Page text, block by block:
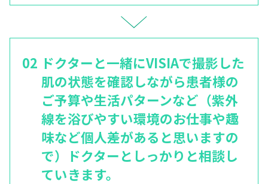
ドクターと一緒にVISIAで撮影した
肌の状態を確認しながら患者様の
ご予算や生活パターンなど（紫外
線を浴びやすい環境のお仕事や趣
味など個人差があると思いますの
で）ドクターとしっかりと相談し
ていきます。